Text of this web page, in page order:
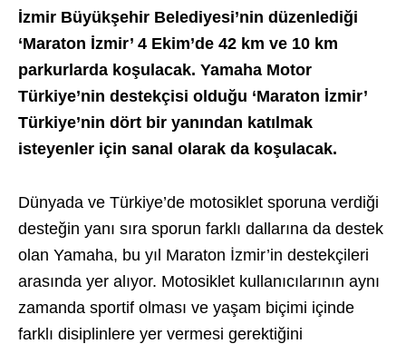
İzmir Büyükşehir Belediyesi’nin düzenlediği
‘Maraton İzmir’ 4 Ekim’de 42 km ve 10 km
parkurlarda koşulacak. Yamaha Motor
Türkiye’nin destekçisi olduğu ‘Maraton İzmir’
Türkiye’nin dört bir yanından katılmak
isteyenler için sanal olarak da koşulacak.
Dünyada ve Türkiye’de motosiklet sporuna verdiği
desteğin yanı sıra sporun farklı dallarına da destek
olan Yamaha, bu yıl Maraton İzmir’in destekçileri
arasında yer alıyor. Motosiklet kullanıcılarının aynı
zamanda sportif olması ve yaşam biçimi içinde
farklı disiplinlere yer vermesi gerektiğini